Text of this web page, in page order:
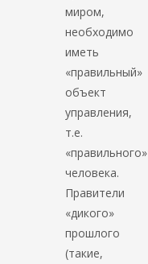
миром,
необходимо
иметь
«правильный»
объект
управления,
т.е.
«правильного»
человека.
Правители
«дикого»
прошлого
(такие,